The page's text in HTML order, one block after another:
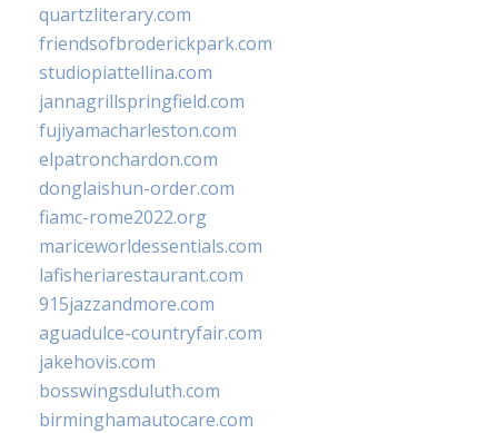
quartzliterary.com
friendsofbroderickpark.com
studiopiattellina.com
jannagrillspringfield.com
fujiyamacharleston.com
elpatronchardon.com
donglaishun-order.com
fiamc-rome2022.org
mariceworldessentials.com
lafisheriarestaurant.com
915jazzandmore.com
aguadulce-countryfair.com
jakehovis.com
bosswingsduluth.com
birminghamautocare.com